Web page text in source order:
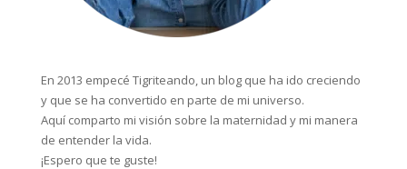
En 2013 empecé Tigriteando, un blog que ha ido creciendo
y que se ha convertido en parte de mi universo.
Aquí comparto mi visión sobre la maternidad y mi manera
de entender la vida.
¡Espero que te guste!